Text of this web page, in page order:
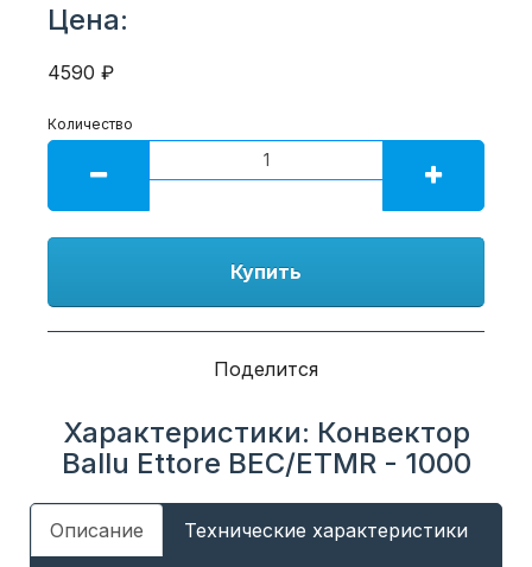
Цена:
4590 ₽
Количество
Купить
Поделится
Характеристики: Конвектор
Ballu Ettore BEC/ETMR - 1000
Описание Технические характеристики